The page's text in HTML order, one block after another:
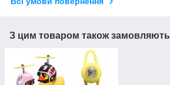
З цим товаром також замовляють